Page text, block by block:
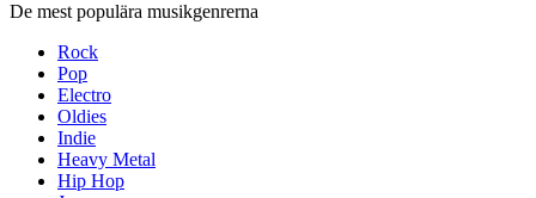
De mest populära musikgenrerna
Rock
Pop
Electro
Oldies
Indie
Heavy Metal
Hip Hop